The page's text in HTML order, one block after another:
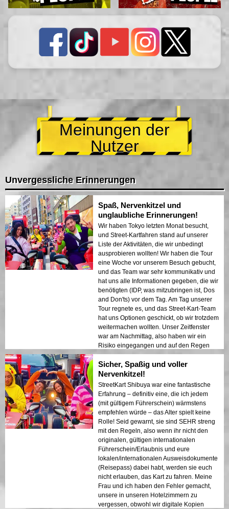
Meinungen der
Nutzer
Unvergessliche Erinnerungen
Spaß, Nervenkitzel und
unglaubliche Erinnerungen!
Wir haben Tokyo letzten Monat besucht,
und Street-Kartfahren stand auf unserer
Liste der Aktivitäten, die wir unbedingt
ausprobieren wollten! Wir haben die Tour
eine Woche vor unserem Besuch gebucht,
und das Team war sehr kommunikativ und
hat uns alle Informationen gegeben, die wir
benötigten (IDP, was mitzubringen ist, Dos
and Don'ts) vor dem Tag. Am Tag unserer
Tour regnete es, und das Street-Kart-Team
hat uns Optionen geschickt, ob wir trotzdem
weitermachen wollten. Unser Zeitfenster
war am Nachmittag, also haben wir ein
Risiko eingegangen und auf den Regen
gewartet, was ich sehr froh bin, dass wir es
getan haben! Als wir mit dem Fahren
begannen, hatte der Regen nachgelassen,
und das Wetter am Nachmittag war viel
kühler, was die Fahrt noch besser machte.
Unser Guide war fantastisch. Er war sehr
freundlich, informativ und ließ uns auf der
Straße unglaublich sicher fühlen. Er
verwandelte die Tour in ein
unvergessliches Abenteuer, indem er uns
durch Tokyo und über die Shibuya-
Kreuzung führte. Es waren so viele Leute
da, die Fotos machten und uns zuwinkten –
es war so aufregend! Das Fahren war nicht
so beängstigend, wie es schien, da andere
Verkehrsteilnehmer sehr vorsichtig und
respektvoll gegenüber unserer Präsenz
Sicher, Spaßig und voller
Nervenkitzel!
StreetKart Shibuya war eine fantastische
Erfahrung – definitiv eine, die ich jedem
(mit gültigem Führerschein) wärmstens
empfehlen würde – das Alter spielt keine
Rolle! Seid gewarnt, sie sind SEHR streng
mit den Regeln, also wenn ihr nicht den
originalen, gültigen internationalen
Führerschein/Erlaubnis und eure
lokalen/internationalen Ausweisdokumente
(Reisepass) dabei habt, werden sie euch
nicht erlauben, das Kart zu fahren. Meine
Frau und ich haben den Fehler gemacht,
unsere in unseren Hotelzimmern zu
vergessen, obwohl wir digitale Kopien